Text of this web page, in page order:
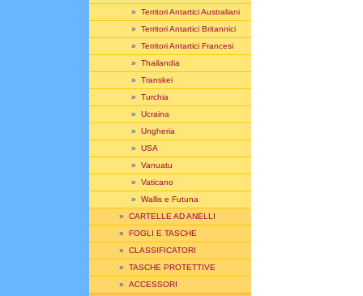
» Territori Antartici Australiani
» Territori Antartici Britannici
» Territori Antartici Francesi
» Thailandia
» Transkei
» Turchia
» Ucraina
» Ungheria
» USA
» Vanuatu
» Vaticano
» Wallis e Futuna
» CARTELLE AD ANELLI
» FOGLI E TASCHE
» CLASSIFICATORI
» TASCHE PROTETTIVE
» ACCESSORI